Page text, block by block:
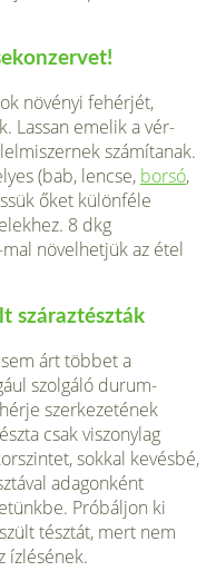
növényi fehérjét,
Lassan emelik a vér­
számítanak.
(bab, lencse, borsó,
őket különféle
8 dkg
növelhetjük az étel
száraztészták
árt többet a
szolgáló durum-
szerkezetének
csak viszonylag
sokkal kevésbé,
adagonként
Próbáljon ki
tésztát, mert nem
ízlésének.